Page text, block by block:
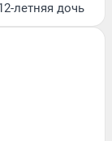
летняя дочь